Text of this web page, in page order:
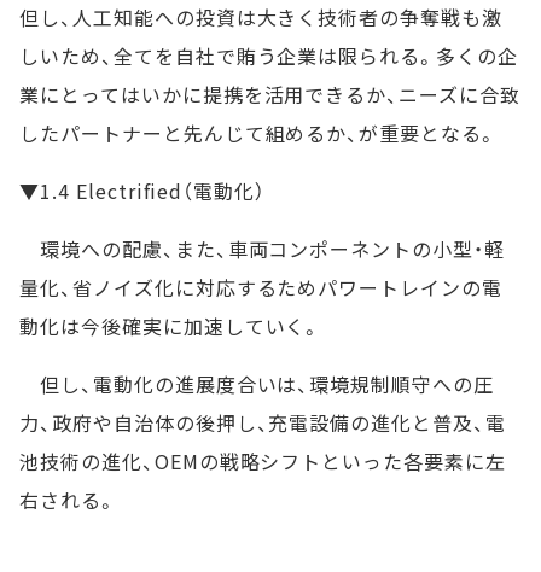
但し、人工知能への投資は大きく技術者の争奪戦も激
しいため、全てを自社で賄う企業は限られる。多くの企
業にとってはいかに提携を活用できるか、ニーズに合致
したパートナーと先んじて組めるか、が重要となる。
▼1.4 Electrified（電動化）
環境への配慮、また、車両コンポーネントの小型・軽
量化、省ノイズ化に対応するためパワートレインの電
動化は今後確実に加速していく。
但し、電動化の進展度合いは、環境規制順守への圧
力、政府や自治体の後押し、充電設備の進化と普及、電
池技術の進化、OEMの戦略シフトといった各要素に左
右される。